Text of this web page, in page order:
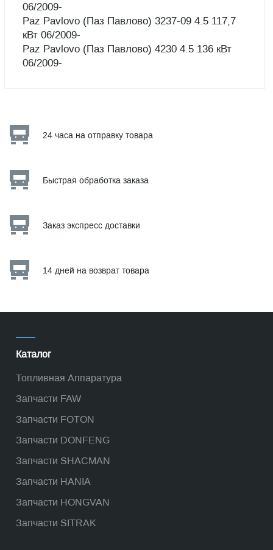
06/2009-
Paz Pavlovo (Паз Павлово) 3237-09 4.5 117,7
кВт 06/2009-
Paz Pavlovo (Паз Павлово) 4230 4.5 136 кВт
06/2009-
24 часа на отправку товара
Быстрая обработка заказа
Заказ экспресс доставки
14 дней на возврат товара
Каталог
Топливная Аппаратура
Запчасти FAW
Запчасти FOTON
Запчасти DONFENG
Запчасти SHACMAN
Запчасти HANIA
Запчасти HONGVAN
Запчасти SITRAK